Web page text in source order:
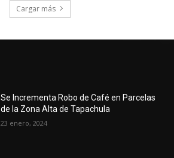
Cargar más
Se Incrementa Robo de Café en Parcelas
de la Zona Alta de Tapachula
23 enero, 2024